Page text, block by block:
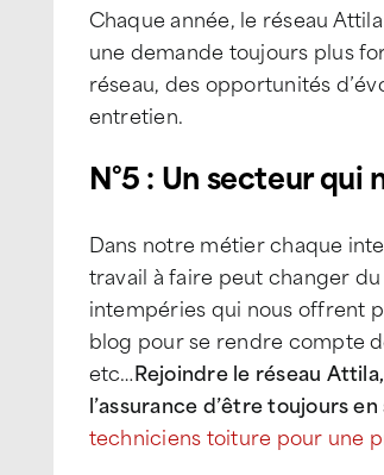
Chaque année, le réseau
une demande toujours plus
réseau, des opportunités
entretien.
N°5 : Un secteur
Dans notre métier chaque
travail à faire peut changer
intempéries qui nous offrent
blog pour se rendre compte
etc…Rejoindre le réseau
l’assurance d’être toujours
techniciens toiture pour une